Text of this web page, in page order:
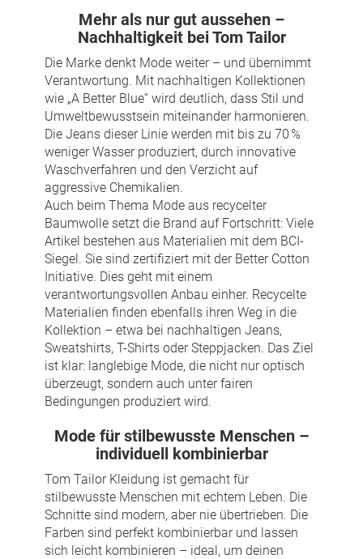
Mehr als nur gut aussehen –
Nachhaltigkeit bei Tom Tailor
Die Marke denkt Mode weiter – und übernimmt
Verantwortung. Mit nachhaltigen Kollektionen
wie „A Better Blue“ wird deutlich, dass Stil und
Umweltbewusstsein miteinander harmonieren.
Die Jeans dieser Linie werden mit bis zu 70 %
weniger Wasser produziert, durch innovative
Waschverfahren und den Verzicht auf
aggressive Chemikalien.
Auch beim Thema Mode aus recycelter
Baumwolle setzt die Brand auf Fortschritt: Viele
Artikel bestehen aus Materialien mit dem BCI-
Siegel. Sie sind zertifiziert mit der Better Cotton
Initiative. Dies geht mit einem
verantwortungsvollen Anbau einher. Recycelte
Materialien finden ebenfalls ihren Weg in die
Kollektion – etwa bei nachhaltigen Jeans,
Sweatshirts, T-Shirts oder Steppjacken. Das Ziel
ist klar: langlebige Mode, die nicht nur optisch
überzeugt, sondern auch unter fairen
Bedingungen produziert wird.
Mode für stilbewusste Menschen –
individuell kombinierbar
Tom Tailor Kleidung ist gemacht für
stilbewusste Menschen mit echtem Leben. Die
Schnitte sind modern, aber nie übertrieben. Die
Farben sind perfekt kombinierbar und lassen
sich leicht kombinieren – ideal, um deinen